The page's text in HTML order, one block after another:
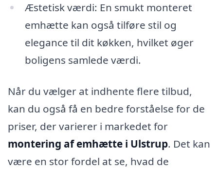
Æstetisk værdi: En smukt monteret
emhætte kan også tilføre stil og
elegance til dit køkken, hvilket øger
boligens samlede værdi.
Når du vælger at indhente flere tilbud,
kan du også få en bedre forståelse for de
priser, der varierer i markedet for
montering af emhætte i Ulstrup. Det kan
være en stor fordel at se, hvad de